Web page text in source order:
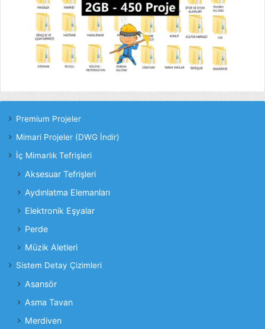
Premium Projeler
Mimari Projeler (DWG İndir)
İç Mimarlık Tefrişleri
Aksesuar Tefrişleri
Aydınlatma Elemanları
Elektronik Eşyalar
Perde
Müzik Aletleri
Sistem Detay Çizimleri
Asansör
Asma Tavan
Merdiven